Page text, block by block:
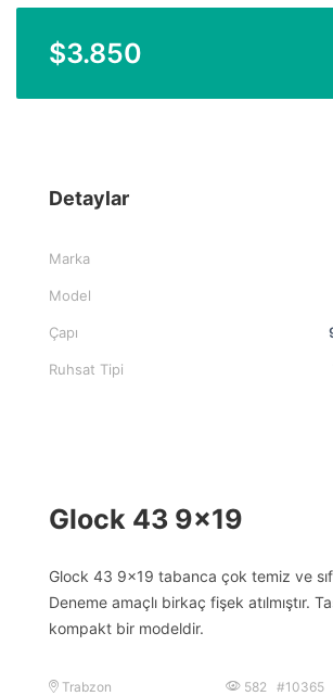
$3.850
Detaylar
Marka
Model
Çapı
Ruhsat Tipi
Glock 43 9×19
Glock 43 9×19 tabanca çok temiz ve
Deneme amaçlı birkaç fişek atılmıştır.
kompakt bir modeldir.
Trabzon 582 #10365